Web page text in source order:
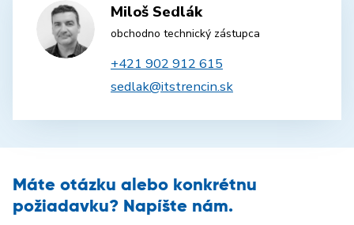
Miloš Sedlák
obchodno technický zástupca
+421 902 912 615
sedlak@itstrencin.sk
Máte otázku alebo konkrétnu
požiadavku? Napíšte nám.